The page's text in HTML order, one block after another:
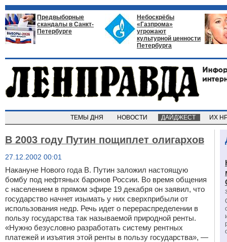
Предвыборные
скандалы в Санкт-
Петербурге
Небоскрёбы
«Газпрома»
угрожают
культурной ценности
Петербурга
ТЕМЫ ДНЯ НОВОСТИ ДАЙДЖЕСТ ИХ
В 2003 году Путин пощиплет олигархов
27.12.2002 00:01
Накануне Нового года В. Путин заложил настоящую
бомбу под нефтяных баронов России. Во время общения
с населением в прямом эфире 19 декабря он заявил, что
государство начнет изымать у них сверхприбыли от
использования недр. Речь идет о перераспределении в
пользу государства так называемой природной ренты.
«Нужно безусловно разработать систему рентных
платежей и изъятия этой ренты в пользу государства», —